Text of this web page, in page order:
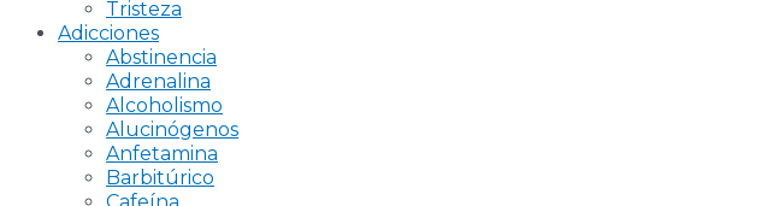
Tristeza
Adicciones
Abstinencia
Adrenalina
Alcoholismo
Alucinógenos
Anfetamina
Barbitúrico